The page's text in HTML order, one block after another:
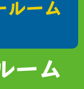
ルーム
ーム